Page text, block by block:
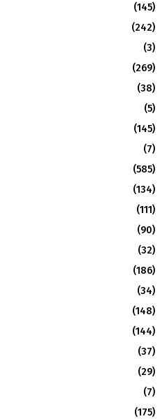
(145)
(242)
(3)
(269)
(38)
(5)
(145)
(7)
(585)
(134)
(111)
(90)
(32)
(186)
(34)
(148)
(144)
(37)
(29)
(7)
(175)